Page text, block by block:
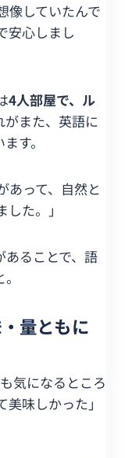
像していたんで
安心しまし
4人部屋で、ル
がまた、英語に
す。
あって、自然と
た。」
ることで、語
量ともに
気になるところ
味しかった」